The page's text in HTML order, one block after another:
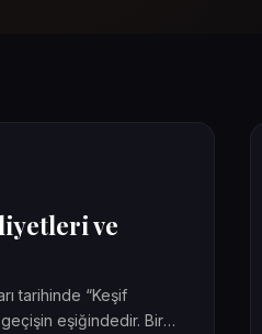
ve
tarihinde “Keşif
geçişin eşiğindedir. Bir